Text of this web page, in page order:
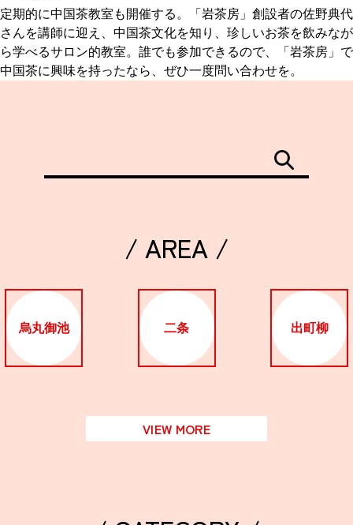
定期的に中国茶教室も開催する。「岩茶房」創設者の佐野典代
さんを講師に迎え、中国茶文化を知り、珍しいお茶を飲みなが
ら学べるサロン的教室。誰でも参加できるので、「岩茶房」で
中国茶に興味を持ったなら、ぜひ一度問い合わせを。
/ AREA /
烏丸御池 二条 出町柳
VIEW MORE